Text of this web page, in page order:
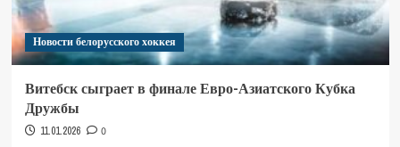
Новости белорусского хоккея
Витебск сыграет в финале Евро-Азиатского Кубка
Дружбы
11.01.2026 0